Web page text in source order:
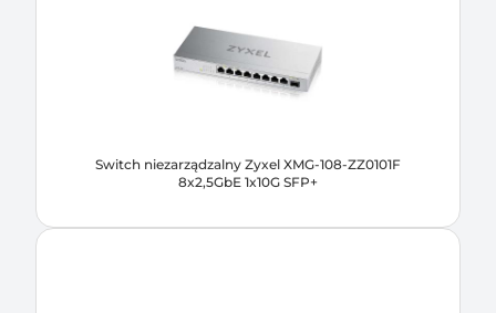
Switch niezarządzalny Zyxel XMG-108-ZZ0101F
8x2,5GbE 1x10G SFP+